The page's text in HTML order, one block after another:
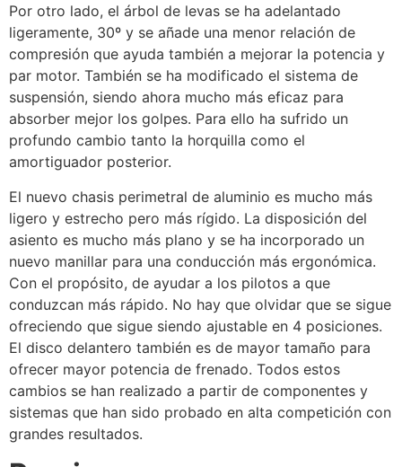
Por otro lado, el árbol de levas se ha adelantado
ligeramente, 30º y se añade una menor relación de
compresión que ayuda también a mejorar la potencia y
par motor. También se ha modificado el sistema de
suspensión, siendo ahora mucho más eficaz para
absorber mejor los golpes. Para ello ha sufrido un
profundo cambio tanto la horquilla como el
amortiguador posterior.
El nuevo chasis perimetral de aluminio es mucho más
ligero y estrecho pero más rígido. La disposición del
asiento es mucho más plano y se ha incorporado un
nuevo manillar para una conducción más ergonómica.
Con el propósito, de ayudar a los pilotos a que
conduzcan más rápido. No hay que olvidar que se sigue
ofreciendo que sigue siendo ajustable en 4 posiciones.
El disco delantero también es de mayor tamaño para
ofrecer mayor potencia de frenado. Todos estos
cambios se han realizado a partir de componentes y
sistemas que han sido probado en alta competición con
grandes resultados.